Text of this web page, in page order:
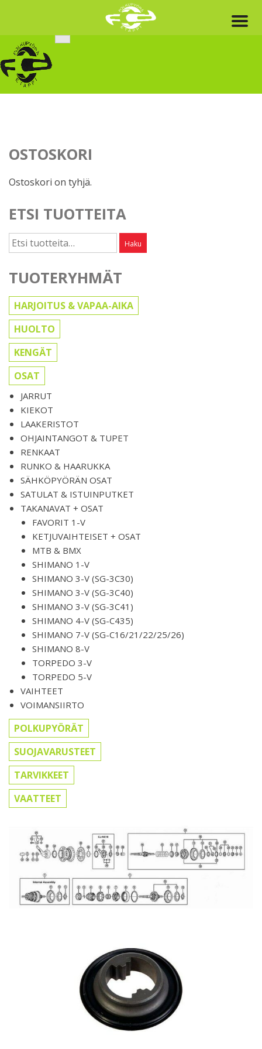
content
OSTOSKORI
Ostoskori on tyhjä.
ETSI TUOTTEITA
Etsi: Haku
TUOTERYHMÄT
HARJOITUS & VAPAA-AIKA
HUOLTO
KENGÄT
OSAT
JARRUT
KIEKOT
LAAKERISTOT
OHJAINTANGOT & TUPET
RENKAAT
RUNKO & HAARUKKA
SÄHKÖPYÖRÄN OSAT
SATULAT & ISTUINPUTKET
TAKANAVAT + OSAT
FAVORIT 1-V
KETJUVAIHTEISET + OSAT
MTB & BMX
SHIMANO 1-V
SHIMANO 3-V (SG-3C30)
SHIMANO 3-V (SG-3C40)
SHIMANO 3-V (SG-3C41)
SHIMANO 4-V (SG-C435)
SHIMANO 7-V (SG-C16/21/22/25/26)
SHIMANO 8-V
TORPEDO 3-V
TORPEDO 5-V
VAIHTEET
VOIMANSIIRTO
POLKUPYÖRÄT
SUOJAVARUSTEET
TARVIKKEET
VAATTEET